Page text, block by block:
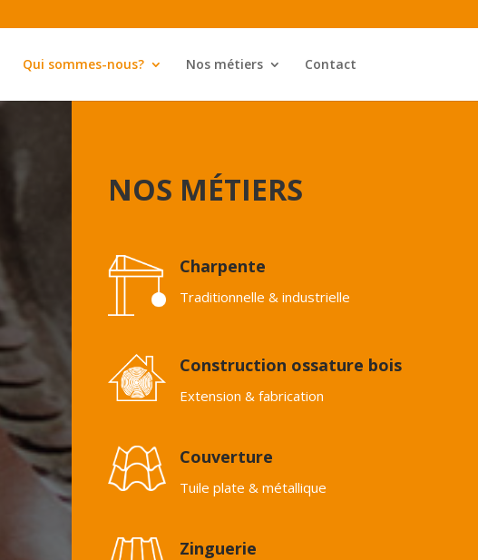
Qui sommes-nous? Nos métiers Contact
NOS MÉTIERS
Charpente
Traditionnelle & industrielle
Construction ossature bois
Extension & fabrication
Couverture
Tuile plate & métallique
Zinguerie